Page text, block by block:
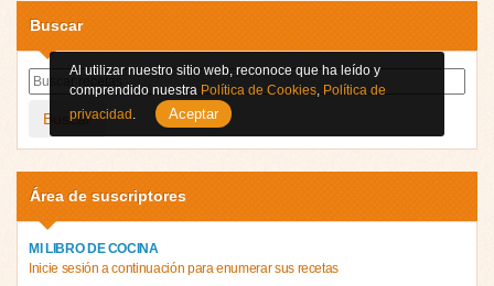
Buscar
Buscar
Área de suscriptores
MI LIBRO DE COCINA
Inicie sesión a continuación para enumerar sus recetas
Al utilizar nuestro sitio web, reconoce que ha leído y
comprendido nuestra Política de Cookies, Política de
privacidad. Aceptar